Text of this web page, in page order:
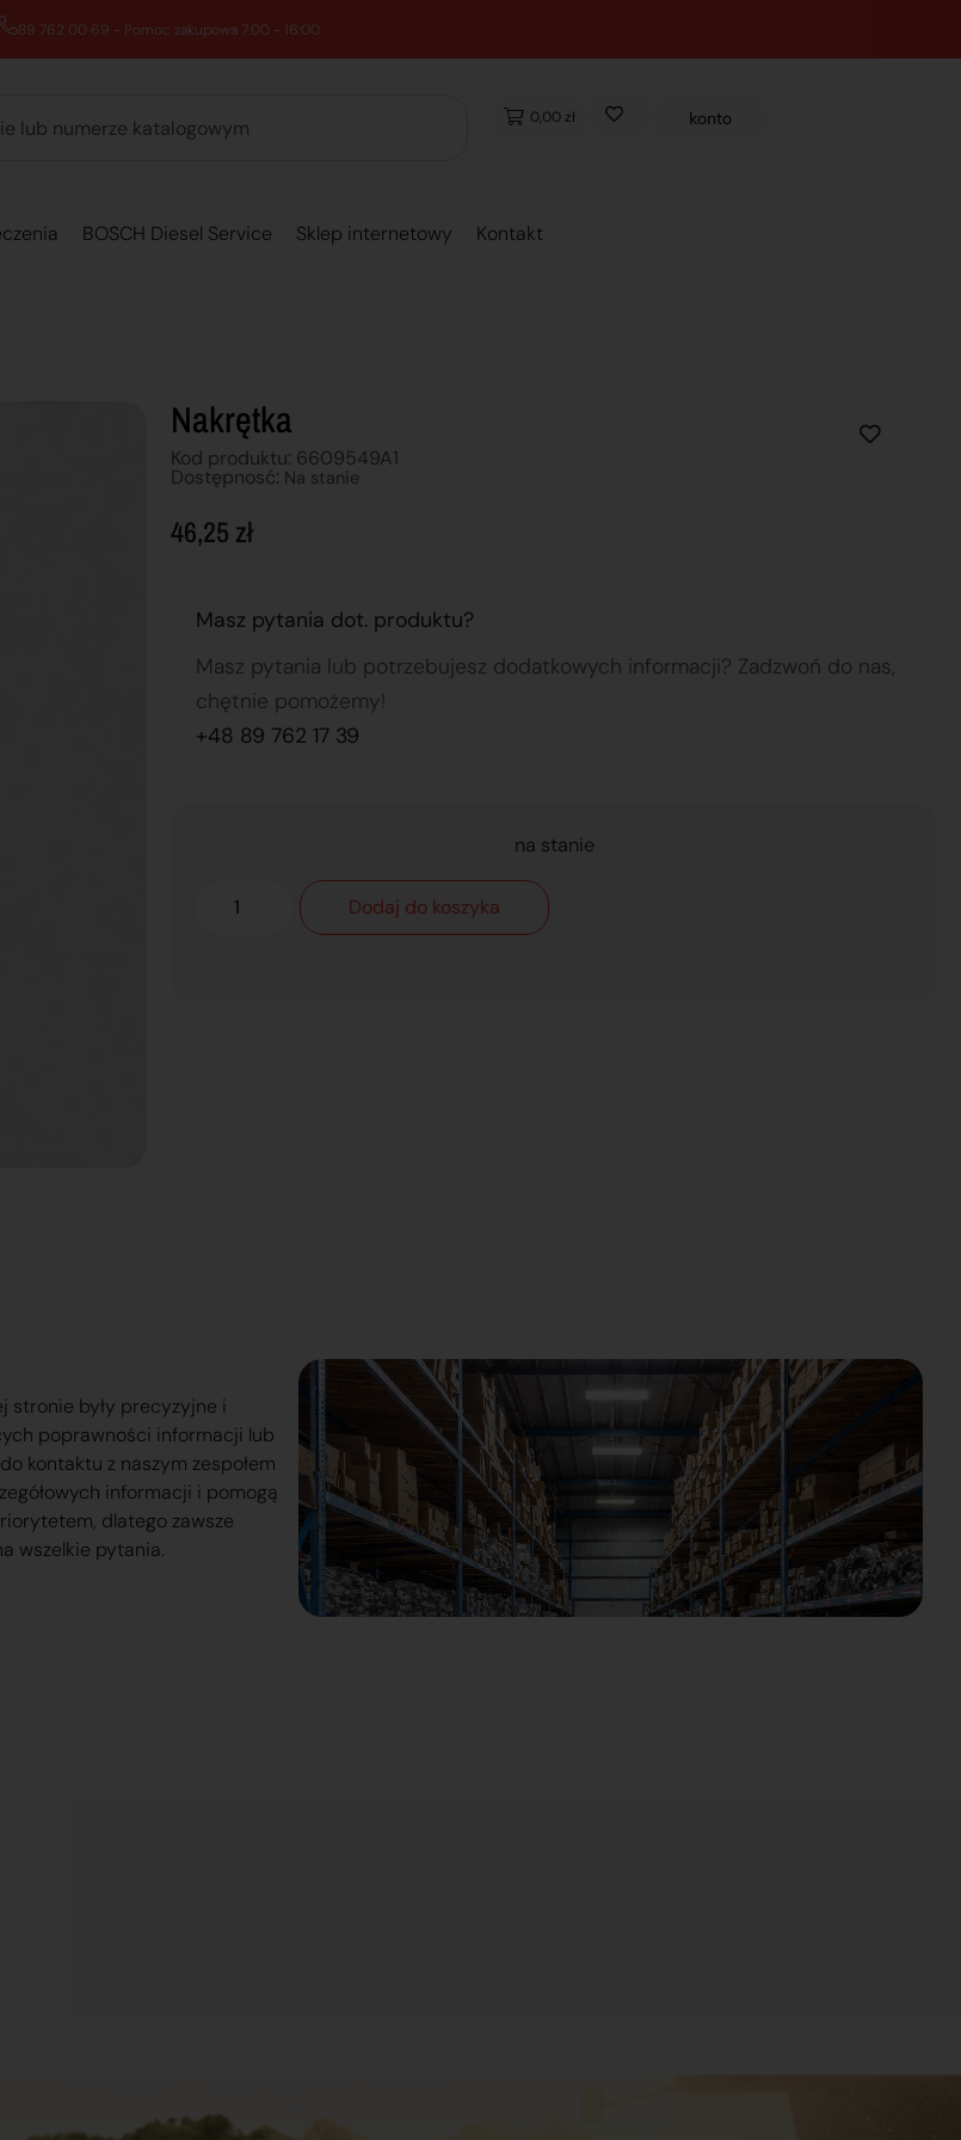
89 762 00 69 - Pomoc zakupowa 7:00 - 16:00
0,00 zł konto
BOSCH Diesel Service Sklep internetowy Kontakt
Nakrętka
Kod produktu: 6609549A1
Dostępnosć: Na stanie
46,25 zł
Masz pytania dot. produktu?
Masz pytania lub potrzebujesz dodatkowych informacji? Zadzwoń do nas,
chętnie pomożemy!
+48 89 762 17 39
na stanie
Dodaj do koszyka
stronie były precyzyjne i
poprawności informacji lub
kontaktu z naszym zespołem
informacji i pomogą
dlatego zawsze
wszelkie pytania.